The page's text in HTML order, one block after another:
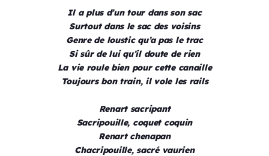
Il a plus d’un tour dans son sac
Surtout dans le sac des voisins
Genre de loustic qu’a pas le trac
Si sûr de lui qu’il doute de rien
La vie roule bien pour cette canaille
Toujours bon train, il vole les rails
Renart sacripant
Sacripouille, coquet coquin
Renart chenapan
Chacripouille, sacré vaurien